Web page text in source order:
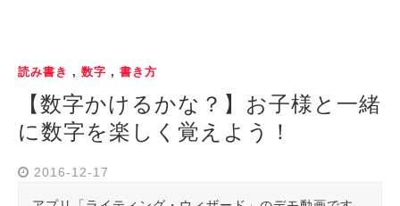
読み書き , 数字 , 書き方
【数字かけるかな？】お子様と一緒
に数字を楽しく覚えよう！
2016-12-17